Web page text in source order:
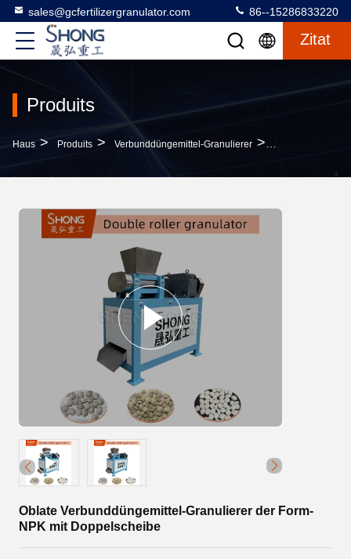
sales@gcfertilizergranulator.com 86--15286833220
Zitat
Produits
Haus > Produits > Verbunddüngemittel-Granulierer >
Oblate Verbunddüngemittel-Granulierer der Form-
NPK mit Doppelscheibe